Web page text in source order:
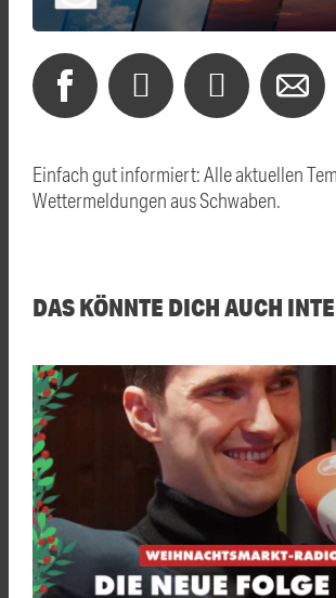
Einfach gut informiert: Alle aktuellen
Wettermeldungen aus Schwaben.
DAS KÖNNTE DICH AUCH